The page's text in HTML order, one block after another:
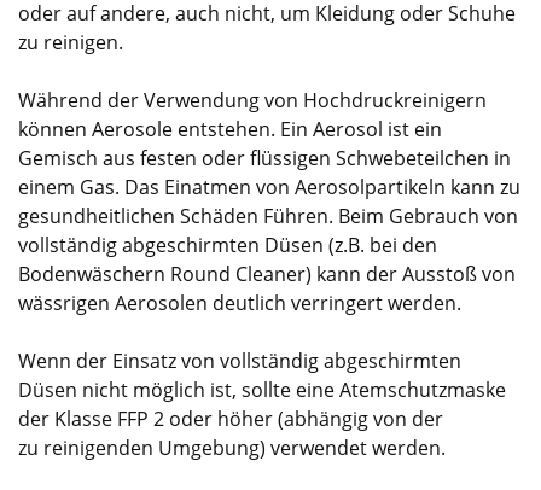
oder auf andere, auch nicht, um Kleidung oder Schuhe
zu reinigen.
Während der Verwendung von Hochdruckreinigern
können Aerosole entstehen. Ein Aerosol ist ein
Gemisch aus festen oder flüssigen Schwebeteilchen in
einem Gas. Das Einatmen von Aerosolpartikeln kann zu
gesundheitlichen Schäden Führen. Beim Gebrauch von
vollständig abgeschirmten Düsen (z.B. bei den
Bodenwäschern Round Cleaner) kann der Ausstoß von
wässrigen Aerosolen deutlich verringert werden.
Wenn der Einsatz von vollständig abgeschirmten
Düsen nicht möglich ist, sollte eine Atemschutzmaske
der Klasse FFP 2 oder höher (abhängig von der
zu reinigenden Umgebung) verwendet werden.